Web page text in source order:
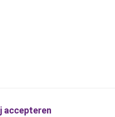
accepteren